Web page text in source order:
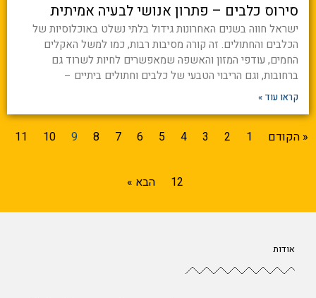
סירוס כלבים – פתרון אנושי לבעיה אמיתית
ישראל חווה בשנים האחרונות גידול בלתי נשלט באוכלוסיות של
הכלבים והחתולים. זה קורה מסיבות רבות, כמו למשל האקלים
החמים, עודפי המזון והאשפה שמאפשרים לחיות לשרוד גם
ברחובות, וגם הריבוי הטבעי של כלבים וחתולים ביתיים –
קראו עוד »
« הקודם 1
2
3
4
5
6
7
8
9
10
11
12 הבא »
אודות